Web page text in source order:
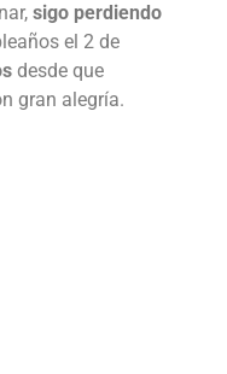
sigo perdiendo
el 2 de
desde que
gran alegría.